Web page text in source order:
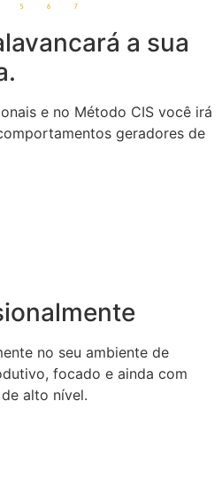
a sua
e no Método CIS você irá
geradores de
no seu ambiente de
focado e ainda com
alto nível.